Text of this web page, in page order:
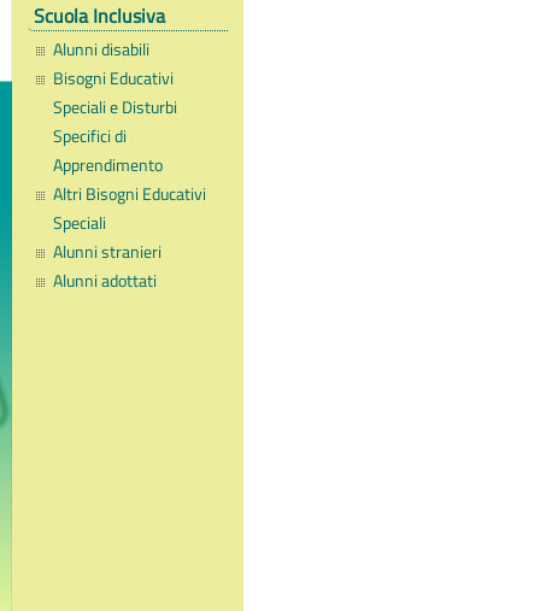
Scuola Inclusiva
Alunni disabili
Bisogni Educativi
Speciali e Disturbi
Specifici di
Apprendimento
Altri Bisogni Educativi
Speciali
Alunni stranieri
Alunni adottati